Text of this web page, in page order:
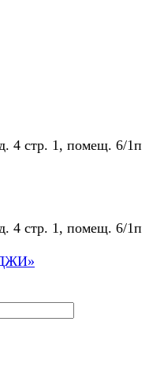
4 стр. 1, помещ. 6/1п
4 стр. 1, помещ. 6/1п